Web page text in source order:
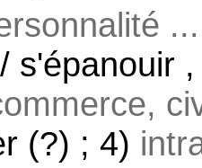
s'épanouir
(?) ; 4)